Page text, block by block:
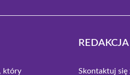
który
REDAKCJA
Skontaktuj się